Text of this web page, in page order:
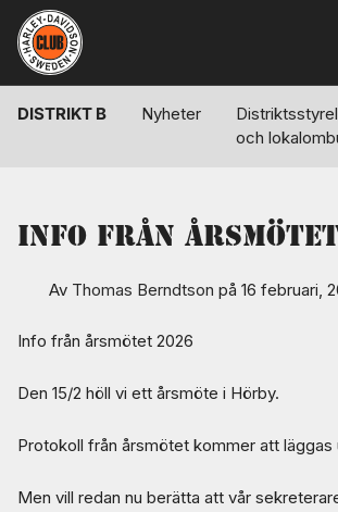
DISTRIKT B Nyheter
och
Info från årsmötet
Av Thomas Berndtson på 16 februari,
Info från årsmötet 2026
Den 15/2 höll vi ett årsmöte i Hörby.
Protokoll från årsmötet kommer att läggas
Men vill redan nu berätta att vår